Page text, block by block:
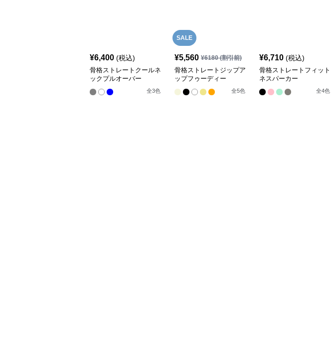
¥6,400 (税込)
骨格ストレートクールネ
ックプルオーバー
全3色
SALE
¥5,560 ¥6180(割引前)
骨格ストレートジップア
ップフゥーディー
全5色
¥6,710 (税込)
骨格ストレートフィット
ネスパーカー
全4色